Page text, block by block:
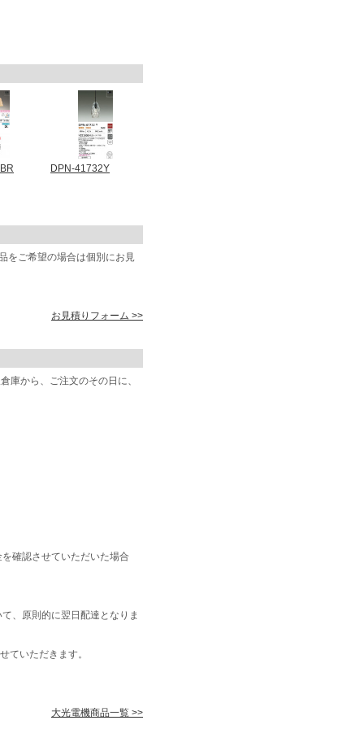
DPN-41732Y
をご希望の場合は個別にお見
お見積りフォーム >>
から、ご注文のその日に、
確認させていただいた場合
、原則的に翌日配達となりま
ていただきます。
大光電機商品一覧 >>